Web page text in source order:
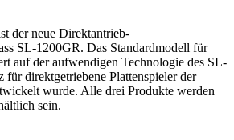
der neue Direktantrieb-
SL-1200GR. Das Standardmodell für
auf der aufwendigen Technologie des SL-
für direktgetriebene Plattenspieler der
wurde. Alle drei Produkte werden
sein.